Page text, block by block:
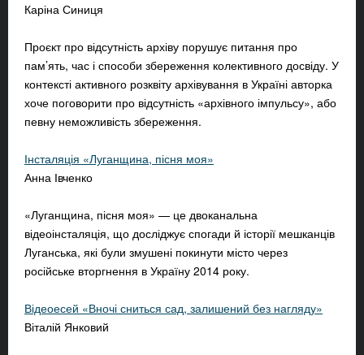
Каріна Синиця
Проєкт про відсутність архіву порушує питання про
пам’ять, час і способи збереження колективного досвіду. У
контексті активного розквіту архівування в Україні авторка
хоче поговорити про відсутність «архівного імпульсу», або
певну неможливість збереження.
Інсталяція «Луганщина, пісня моя»
Анна Івченко
«Луганщина, пісня моя» — це двоканальна
відеоінсталяція, що досліджує спогади й історії мешканців
Луганська, які були змушені покинути місто через
російське вторгнення в Україну 2014 року.
Відеоесей «Вночі сниться сад, залишений без нагляду»
Віталій Янковий